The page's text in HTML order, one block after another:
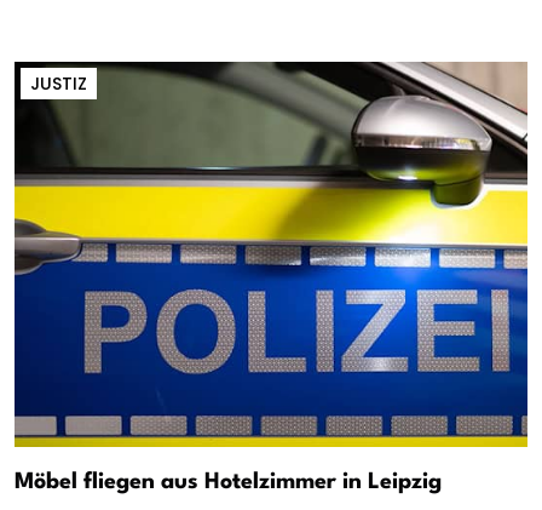
JUSTIZ
Möbel fliegen aus Hotelzimmer in Leipzig